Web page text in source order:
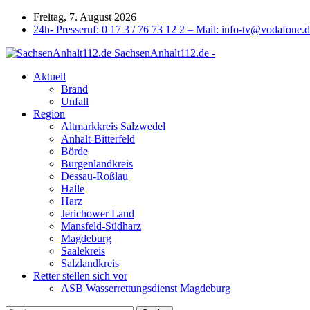
Freitag, 7. August 2026
24h- Presseruf: 0 17 3 / 76 73 12 2 – Mail: info-
SachsenAnhalt112.de -
Aktuell
Brand
Unfall
Region
Altmarkkreis Salzwedel
Anhalt-Bitterfeld
Börde
Burgenlandkreis
Dessau-Roßlau
Halle
Harz
Jerichower Land
Mansfeld-Südharz
Magdeburg
Saalekreis
Salzlandkreis
Retter stellen sich vor
ASB Wasserrettungsdienst Magdeburg